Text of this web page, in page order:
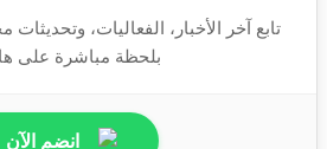
تابع آخر الأخبار، الفعاليات،
بلحظة مباشرة على
انضم الآن